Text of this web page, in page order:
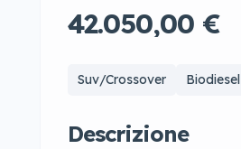
42.050,00 €
Suv/Crossover Biodiesel
Descrizione